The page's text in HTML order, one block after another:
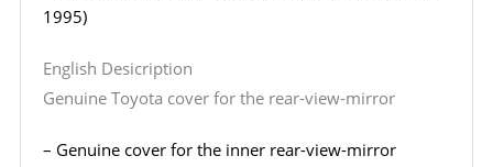
1995)
English Desicription
Genuine Toyota cover for the rear-view-mirror
– Genuine cover for the inner rear-view-mirror